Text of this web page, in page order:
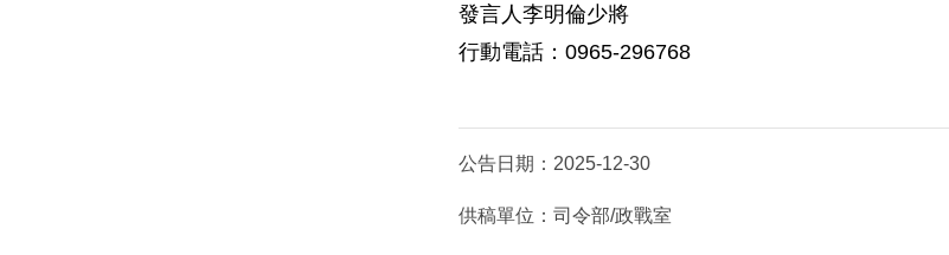
發言人李明倫少將
行動電話：0965-296768
公告日期： 2025-12-30
供稿單位： 司令部/政戰室